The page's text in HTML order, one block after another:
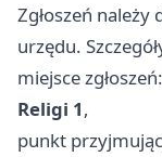
Zgłoszeń
urzędu.
miejsce zgłoszeń:
Religi 1,
punkt